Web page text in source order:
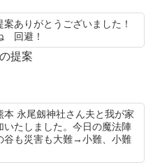
ありがとうございました！
回避！
提案
永尾劔神社さん夫と我が家
いたしました。今日の魔法陣
谷も災害も大難→小難、小難